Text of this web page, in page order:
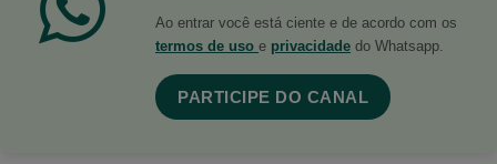
Ao entrar você está ciente e de acordo com os
termos de uso e privacidade do Whatsapp.
PARTICIPE DO CANAL